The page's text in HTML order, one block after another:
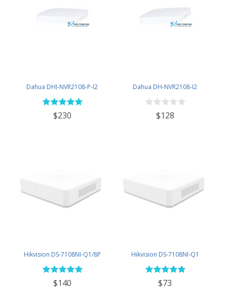
Dahua DHI-NVR2108-P-I2
$230
Dahua DH-NVR2108-I2
$128
Hikvision DS-7108NI-Q1/8P
$140
Hikvision DS-7108NI-Q1
$73